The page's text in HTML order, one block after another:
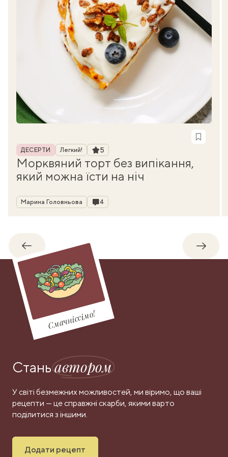
Рубрика
ДЕСЕРТИ Легкий! Рейтинг
5
Морквяний торт без випікання,
який можна їсти на ніч
Автор
Марина Головньова Коментарі
4
Назад
Смачніссімо!
Станьавтором
У світі безмежних можливостей, ми віримо, що ваші
рецепти — це справжні скарби, якими варто
поділитися з іншими.
Додати рецепт